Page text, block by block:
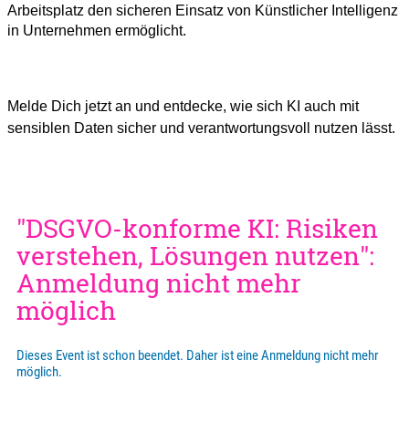
Arbeitsplatz den sicheren Einsatz von Künstlicher Intelligenz
in Unternehmen ermöglicht.
Melde Dich jetzt an und entdecke, wie sich KI auch mit
sensiblen Daten sicher und verantwortungsvoll nutzen lässt.